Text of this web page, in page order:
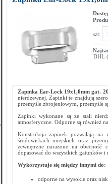
szt:
DHL
Zapinka Ear-Lock 19x1,0mm gat.
nierdzewnej. Zapinki te znajdują
przemyśle zbrojeniowym, przemyśle
Zapinki wykonane są ze stali
atmosferyczne. Odporne są również
Konstrukcja zapinek pozwalają na
środowiskach miejskich oraz
zewnętrzne narażone na
dopasować do wszystkich gatunków
Wykorzystuje się między innymi do:
odporne na wysokie oraz